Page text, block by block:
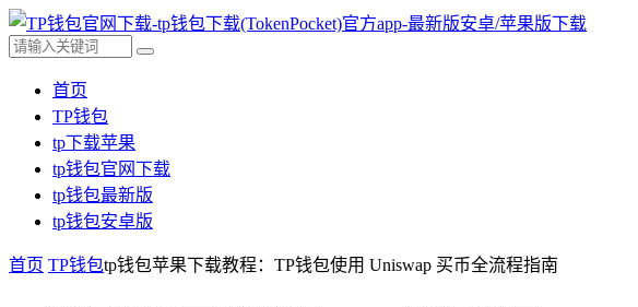
首页
TP钱包
tp下载苹果
tp钱包官网下载
tp钱包最新版
tp钱包安卓版
首页 TP钱包tp钱包苹果下载教程：TP钱包使用 Uniswap 买币全流程指南